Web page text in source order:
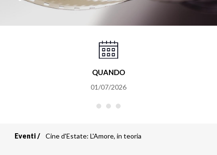
QUANDO
01/07/2026
Eventi Cine d'Estate: L'Amore, in teoria